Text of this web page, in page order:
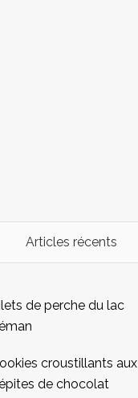
Articles récents
de perche du lac
croustillants aux
de chocolat